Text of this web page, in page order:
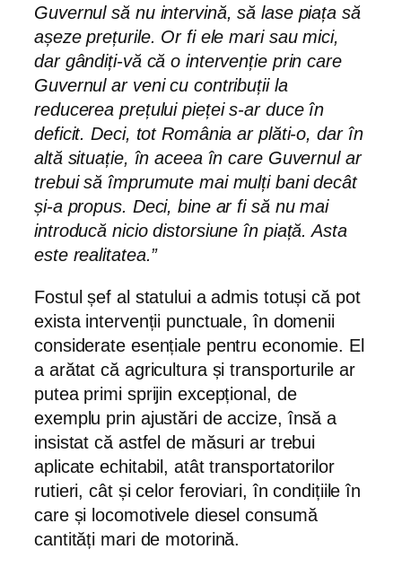
Guvernul să nu intervină, să lase piața să
așeze prețurile. Or fi ele mari sau mici,
dar gândiți-vă că o intervenție prin care
Guvernul ar veni cu contribuții la
reducerea prețului pieței s-ar duce în
deficit. Deci, tot România ar plăti-o, dar în
altă situație, în aceea în care Guvernul ar
trebui să împrumute mai mulți bani decât
și-a propus. Deci, bine ar fi să nu mai
introducă nicio distorsiune în piață. Asta
este realitatea.”
Fostul șef al statului a admis totuși că pot
exista intervenții punctuale, în domenii
considerate esențiale pentru economie. El
a arătat că agricultura și transporturile ar
putea primi sprijin excepțional, de
exemplu prin ajustări de accize, însă a
insistat că astfel de măsuri ar trebui
aplicate echitabil, atât transportatorilor
rutieri, cât și celor feroviari, în condițiile în
care și locomotivele diesel consumă
cantități mari de motorină.